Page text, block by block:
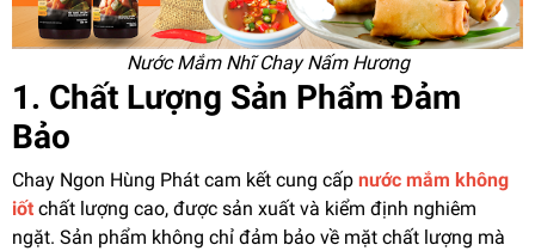
Nước Mắm Nhĩ Chay Nấm Hương
1. Chất Lượng Sản Phẩm Đảm
Bảo
Chay Ngon Hùng Phát cam kết cung cấp nước mắm không
iốt chất lượng cao, được sản xuất và kiểm định nghiêm
ngặt. Sản phẩm không chỉ đảm bảo về mặt chất lượng mà